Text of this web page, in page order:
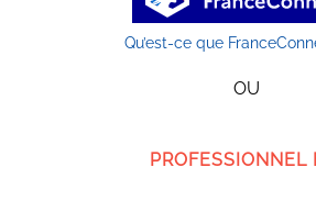
Qu’est-ce que
OU